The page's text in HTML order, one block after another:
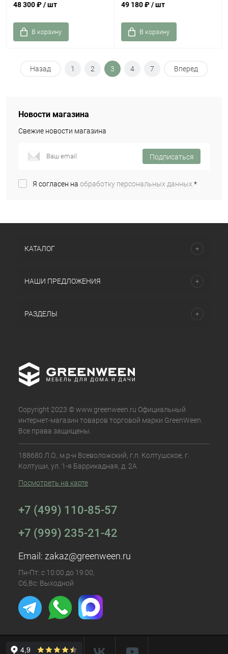
48 300 ₽/ шт
В корзину
49 180 ₽/ шт
В корзину
Назад 1 2 3 4 7 Вперед
Новости магазина
Свежие новости магазина
Подписаться
Я согласен на обработку персональных данных.*
КАТАЛОГ
НАШИ ПРЕДЛОЖЕНИЯ
РАЗДЕЛЫ
Copyright 2023 © www.greenween.ru Официальный
интернет-магазин товаров торговой марки GreenWeen.
Все права защищены.
188680 Л.О., м.р-н Всеволожский, г.п. Колтушское, г.
Колтуши, ул. 1-я Баррикадная, д. 2А
Посмотреть на карте
+7 (499) 110-85-57
+7 (999) 235-21-42
Email: zakaz@greenween.ru
Пн-Пт: с 10:00 до 19:00,
Сб,Вс: Выходной